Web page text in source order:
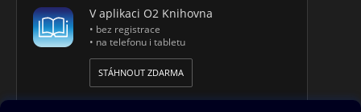
V aplikaci O2 Knihovna
• bez registrace
• na telefonu i tabletu
STÁHNOUT ZDARMA